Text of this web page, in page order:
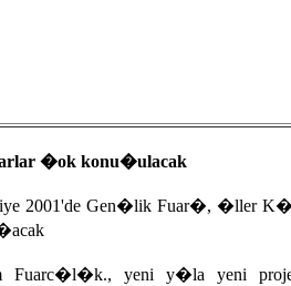
�ok konu�ulacak
2001'de Gen�lik Fuar�, �ller
Fuarc�l�k., yeni y�la yeni